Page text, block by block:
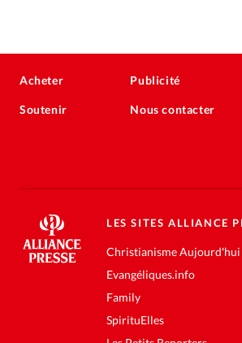
Acheter
Soutenir
Publicité
Nous contacter
LES SITES ALLIANCE
Christianisme Aujourd'hui
Evangéliques.info
Family
SpirituElles